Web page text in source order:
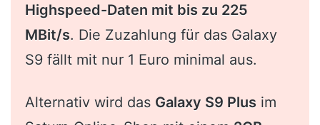
Highspeed-Daten mit bis zu 225
MBit/s. Die Zuzahlung für das Galaxy
S9 fällt mit nur 1 Euro minimal aus.
Alternativ wird das Galaxy S9 Plus im